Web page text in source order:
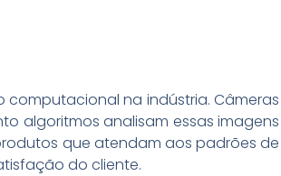
na indústria. Câmeras
algoritmos analisam essas imagens
que atendam aos padrões de
do cliente.